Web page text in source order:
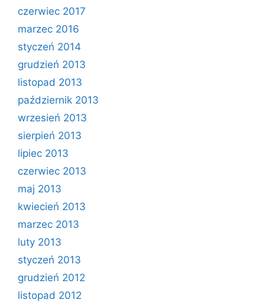
czerwiec 2017
marzec 2016
styczeń 2014
grudzień 2013
listopad 2013
październik 2013
wrzesień 2013
sierpień 2013
lipiec 2013
czerwiec 2013
maj 2013
kwiecień 2013
marzec 2013
luty 2013
styczeń 2013
grudzień 2012
listopad 2012